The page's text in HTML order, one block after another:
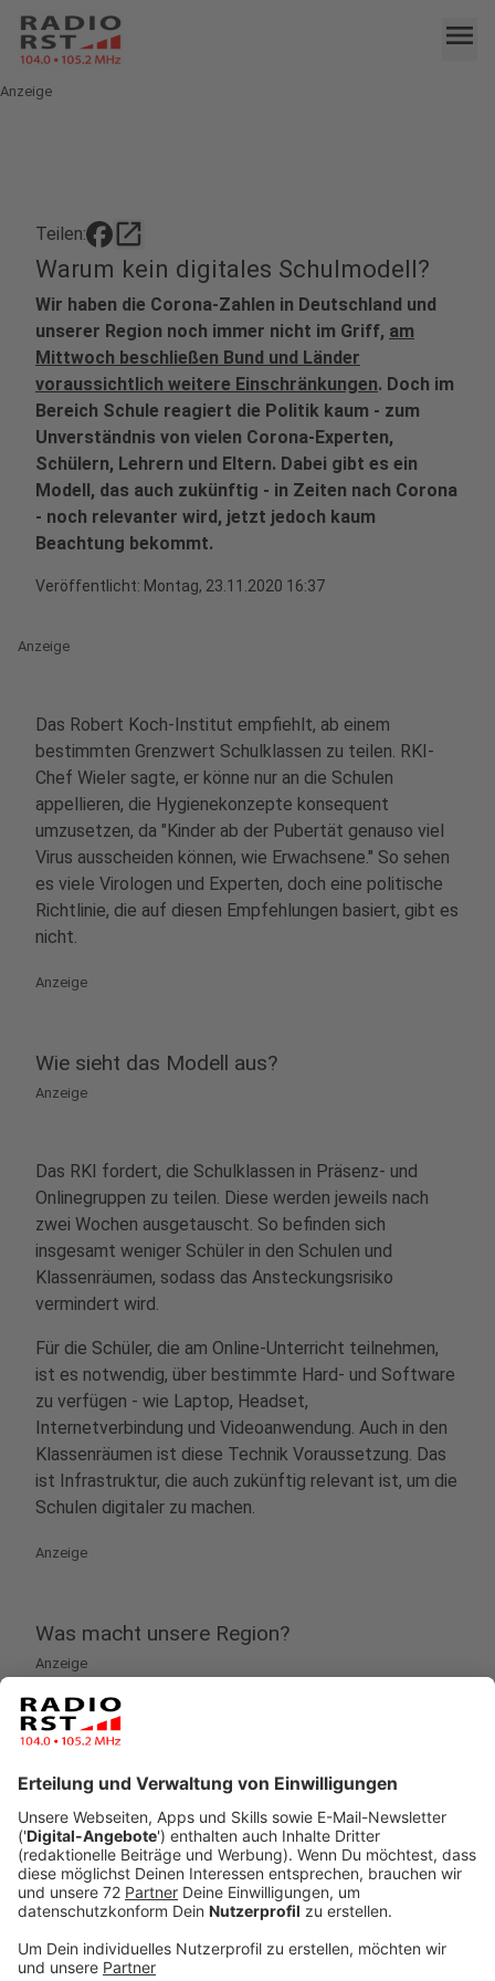
menu
Anzeige
Teilen: open_in_new
Warum kein digitales Schulmodell?
Wir haben die Corona-Zahlen in Deutschland und
unserer Region noch immer nicht im Griff, am
Mittwoch beschließen Bund und Länder
voraussichtlich weitere Einschränkungen. Doch im
Bereich Schule reagiert die Politik kaum - zum
Unverständnis von vielen Corona-Experten,
Schülern, Lehrern und Eltern. Dabei gibt es ein
Modell, das auch zukünftig - in Zeiten nach Corona
- noch relevanter wird, jetzt jedoch kaum
Beachtung bekommt.
Veröffentlicht: Montag, 23.11.2020 16:37
Anzeige
Das Robert Koch-Institut empfiehlt, ab einem
bestimmten Grenzwert Schulklassen zu teilen. RKI-
Chef Wieler sagte, er könne nur an die Schulen
appellieren, die Hygienekonzepte konsequent
umzusetzen, da "Kinder ab der Pubertät genauso viel
Virus ausscheiden können, wie Erwachsene." So sehen
es viele Virologen und Experten, doch eine politische
Richtlinie, die auf diesen Empfehlungen basiert, gibt es
nicht.
Anzeige
Wie sieht das Modell aus?
Anzeige
Das RKI fordert, die Schulklassen in Präsenz- und
Onlinegruppen zu teilen. Diese werden jeweils nach
zwei Wochen ausgetauscht. So befinden sich
insgesamt weniger Schüler in den Schulen und
Klassenräumen, sodass das Ansteckungsrisiko
vermindert wird.
Für die Schüler, die am Online-Unterricht teilnehmen,
ist es notwendig, über bestimmte Hard- und Software
zu verfügen - wie Laptop, Headset,
Internetverbindung und Videoanwendung. Auch in den
Klassenräumen ist diese Technik Voraussetzung. Das
ist Infrastruktur, die auch zukünftig relevant ist, um die
Schulen digitaler zu machen.
Anzeige
Was macht unsere Region?
Anzeige
Lars Buchalle, Schulleiter des Goethe-Gymnasiums in
Wir haben kaum die ausreichende Bandbreite, um
mit 50 Lerngruppen gleichzeitig Videostreaming
zu betreiben. Da brechen alle Leitungen, die in
Schulen normalerweise vorhanden sind,